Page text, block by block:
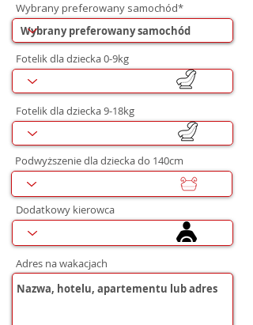
Wybrany preferowany samochód*
Fotelik dla dziecka 0-9kg
Fotelik dla dziecka 9-18kg
Podwyższenie dla dziecka do 140cm
Dodatkowy kierowca
Adres na wakacjach